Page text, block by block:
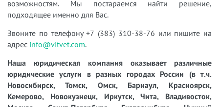
возможностям. Мы постараемся найти решение,
подходящее именно для Вас.
Звоните по телефону +7 (383) 310-38-76 или пишите на
адрес info@vitvet.com.
Наша юридическая компания оказывает различные
юридические услуги в разных городах России (в т.ч.
Новосибирск, Томск, Омск, Барнаул, Красноярск,
Кемерово, Новокузнецк, Иркутск, Чита, Владивосток,